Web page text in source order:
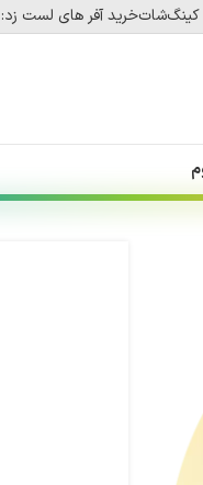
کینگ‌شاتخرید آفر های لست